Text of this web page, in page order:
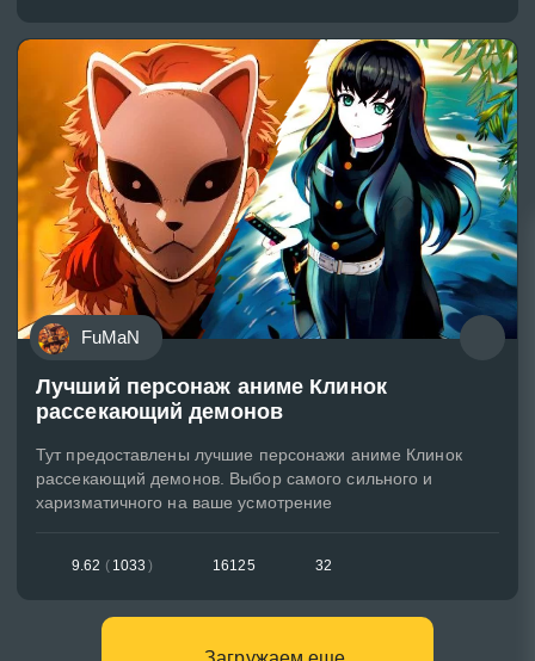
FuMaN
Лучший персонаж аниме Клинок
рассекающий демонов
Тут предоставлены лучшие персонажи аниме Клинок
рассекающий демонов. Выбор самого сильного и
харизматичного на ваше усмотрение
9.62 ( 1033 ) 16125 32